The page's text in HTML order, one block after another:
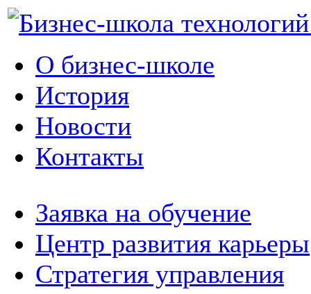
О бизнес-школе
История
Новости
Контакты
Заявка на обучение
Центр развития карьеры
Стратегия управления